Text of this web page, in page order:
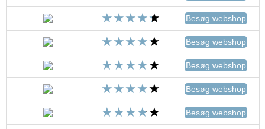
Besøg webshop
Besøg webshop
Besøg webshop
Besøg webshop
Besøg webshop